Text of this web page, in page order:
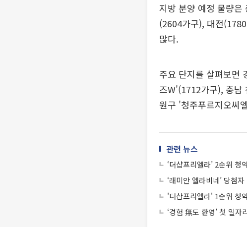
지방 분양 예정 물량
(2604가구), 대전
많다.
주요 단지를 살펴보면
즈W'(1712가구), 충남
원구 '청주푸르지오씨
관련 뉴스
‘더샵프리엘라’ 2순위 청
‘래미안 엘라비네’ 당첨
'더샵프리엘라' 1순위 청
‘경험 無도 환영’ 첫 일자